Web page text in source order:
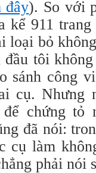
đây). So với
kể 911
loại bỏ
tôi
sánh công
cụ. Nhưng
chứng tỏ
đã nói:
cụ làm
phải nói